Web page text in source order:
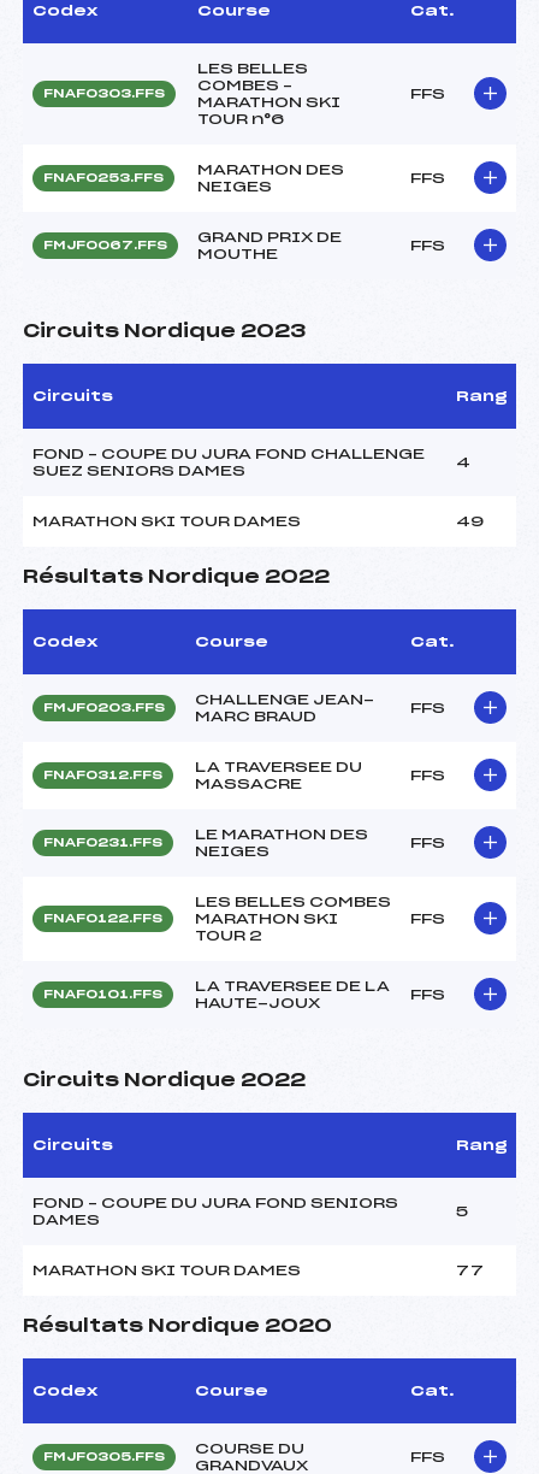
Codex Course Cat.
FNAF0303.FFS
LES BELLES
COMBES –
MARATHON SKI
TOUR n°6
FFS
FNAF0253.FFS
MARATHON DES
NEIGES
FFS
FMJF0067.FFS
GRAND PRIX DE
MOUTHE
FFS
Circuits Nordique 2023
Circuits Rang
FOND – COUPE DU JURA FOND CHALLENGE
SUEZ SENIORS DAMES
4
MARATHON SKI TOUR DAMES 49
Résultats Nordique 2022
Codex Course Cat.
FMJF0203.FFS
CHALLENGE JEAN-
MARC BRAUD
FFS
FNAF0312.FFS
LA TRAVERSEE DU
MASSACRE
FFS
FNAF0231.FFS
LE MARATHON DES
NEIGES
FFS
FNAF0122.FFS
LES BELLES COMBES
MARATHON SKI
TOUR 2
FFS
FNAF0101.FFS
LA TRAVERSEE DE LA
HAUTE-JOUX
FFS
Circuits Nordique 2022
Circuits Rang
FOND – COUPE DU JURA FOND SENIORS
DAMES
5
MARATHON SKI TOUR DAMES 77
Résultats Nordique 2020
Codex Course Cat.
FMJF0305.FFS
COURSE DU
GRANDVAUX
FFS